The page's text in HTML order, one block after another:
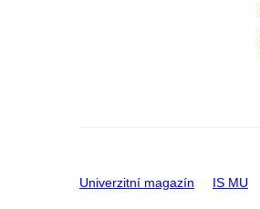
Univerzitní magazín IS MU